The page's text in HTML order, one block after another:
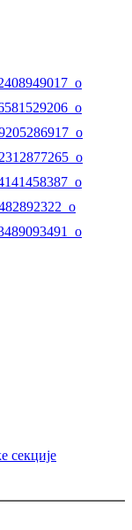
секције